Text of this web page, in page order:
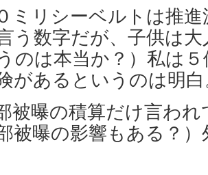
ミリシーベルトは推
う数字だが、子供は
のは本当か？）私は
があるというのは明
被曝の積算だけ言わ
被曝の影響もある？